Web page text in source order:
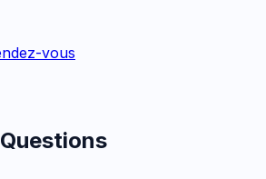
vous
Questions